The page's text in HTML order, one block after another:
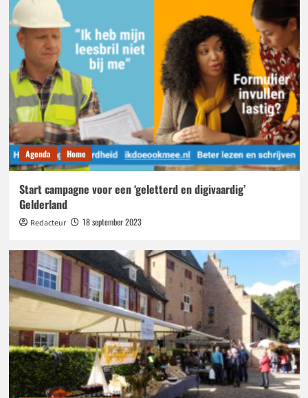
Agenda Home
Start campagne voor een ‘geletterd en digivaardig’
Gelderland
Redacteur 18 september 2023